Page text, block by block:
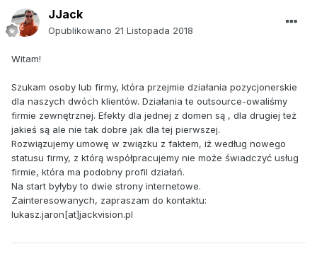
JJack
Opublikowano 21 Listopada 2018
Witam!
Szukam osoby lub firmy, która przejmie działania pozycjonerskie
dla naszych dwóch klientów. Działania te outsource-owaliśmy
firmie zewnętrznej. Efekty dla jednej z domen są , dla drugiej też
jakieś są ale nie tak dobre jak dla tej pierwszej.
Rozwiązujemy umowę w związku z faktem, iż według nowego
statusu firmy, z którą współpracujemy nie może świadczyć usług
firmie, która ma podobny profil działań.
Na start byłyby to dwie strony internetowe.
Zainteresowanych, zapraszam do kontaktu:
lukasz.jaron[at]jackvision.pl